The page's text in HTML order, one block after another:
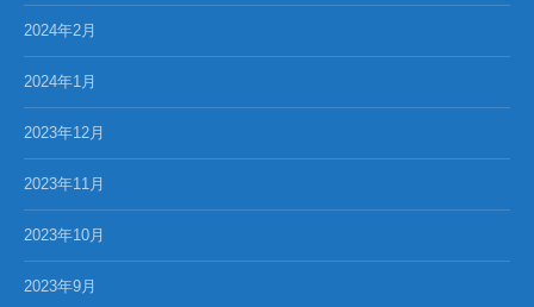
2024年2月
2024年1月
2023年12月
2023年11月
2023年10月
2023年9月